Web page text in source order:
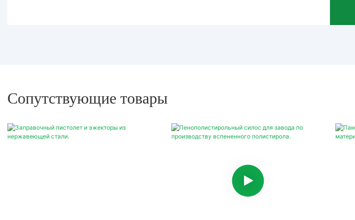
Сопутствующие товары